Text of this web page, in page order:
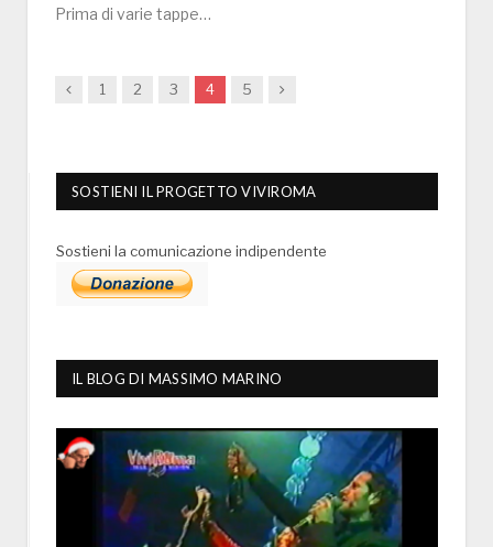
Prima di varie tappe…
Previous
1 2 3 4 5 Next
SOSTIENI IL PROGETTO VIVIROMA
Sostieni la comunicazione indipendente
IL BLOG DI MASSIMO MARINO